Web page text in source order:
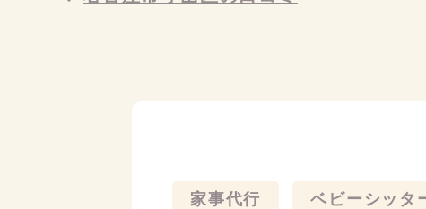
家事代行 ベビーシッタ